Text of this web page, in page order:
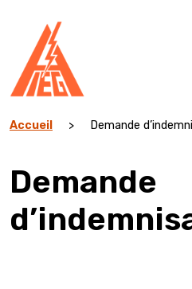
contenu
Accueil > Demande
Demande